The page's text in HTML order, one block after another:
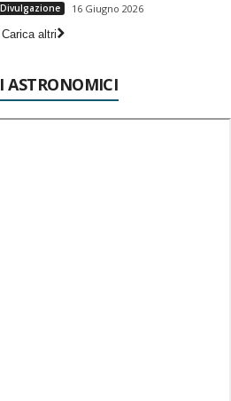
16 Giugno 2026
Carica altri
ASTRONOMICI